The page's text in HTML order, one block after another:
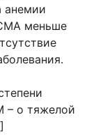
анемии
меньше
о тяжелой